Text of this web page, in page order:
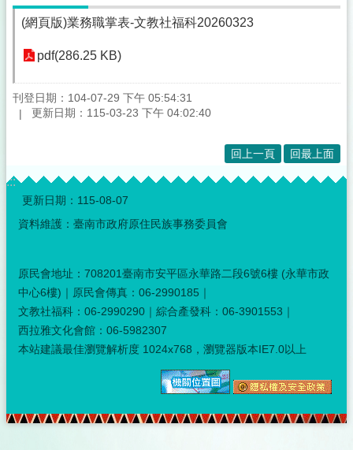
(網頁版)業務職掌表-文教社福科20260323
pdf(286.25 KB)
刊登日期：104-07-29 下午 05:54:31
更新日期：115-03-23 下午 04:02:40
回上一頁 回最上面
:::
更新日期： 115-08-07
資料維護：臺南市政府原住民族事務委員會
原民會地址：708201臺南市安平區永華路二段6號6樓 (永華市政
中心6樓)｜原民會傳真：06-2990185｜
文教社福科：06-2990290｜綜合產發科：06-3901553｜
西拉雅文化會館：06-5982307
本站建議最佳瀏覽解析度 1024x768，瀏覽器版本IE7.0以上